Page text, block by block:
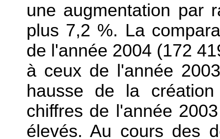
une augmentation par
plus 7,2 %. La
de l'année 2004 (172
à ceux de l'année
hausse de la
chiffres de l'année
élevés. Au cours des